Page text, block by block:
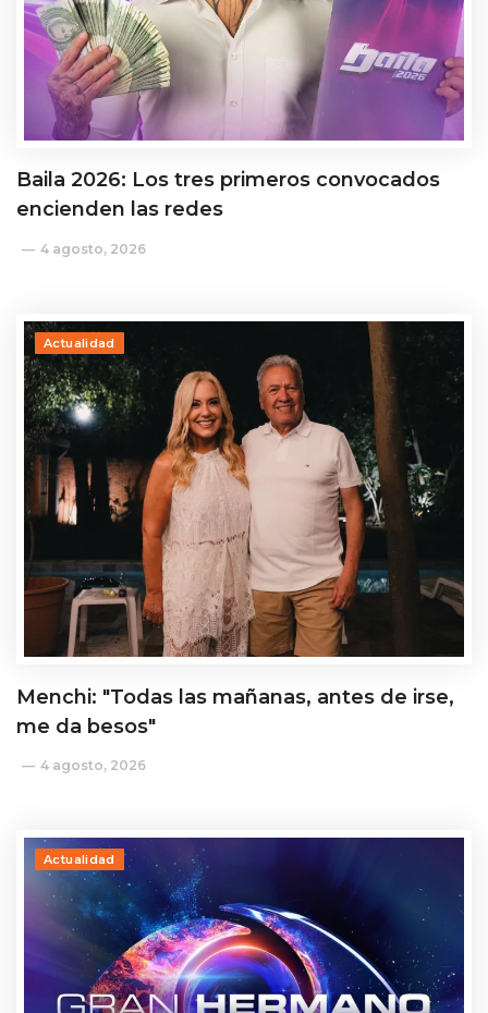
Baila 2026: Los tres primeros convocados
encienden las redes
4 agosto, 2026
Actualidad
Menchi: "Todas las mañanas, antes de irse,
me da besos"
4 agosto, 2026
Actualidad